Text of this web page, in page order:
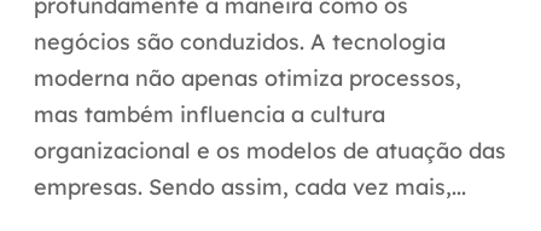
RPA e hiperautomação
AI Day
Transformar dados em decisão
Data Analytics
negócios são conduzidos. A tecnologia
moderna não apenas otimiza processos,
mas também influencia a cultura
organizacional e os modelos de atuação das
empresas. Sendo assim, cada vez mais,...